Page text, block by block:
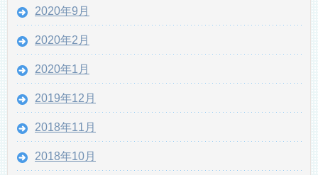
2020年9月
2020年2月
2020年1月
2019年12月
2018年11月
2018年10月